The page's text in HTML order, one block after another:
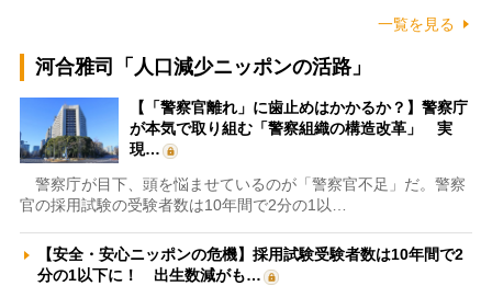
一覧を見る
河合雅司「人口減少ニッポンの活路」
【「警察官離れ」に歯止めはかかるか？】警察庁
が本気で取り組む「警察組織の構造改革」 実
現…
警察庁が目下、頭を悩ませているのが「警察官不足」だ。警察
官の採用試験の受験者数は10年間で2分の1以…
【安全・安心ニッポンの危機】採用試験受験者数は10年間で2
分の1以下に！ 出生数減がも…